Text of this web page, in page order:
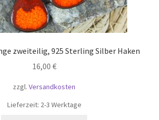
zweiteilig, 925 Sterling Silber Haken
16,00 €
zzgl. Versandkosten
Lieferzeit: 2-3 Werktage